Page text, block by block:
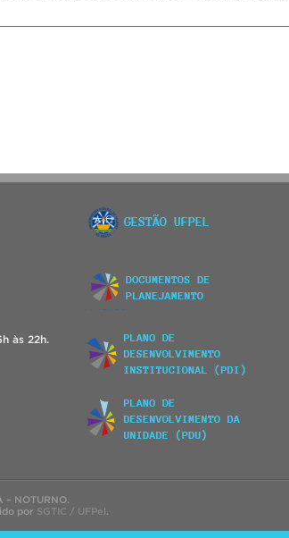
às 22h.
– NOTURNO.
por SGTIC / UFPel.